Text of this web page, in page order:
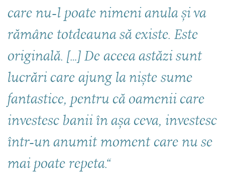
care nu-l poate nimeni anula și va
rămâne totdeauna să existe. Este
originală. […] De aceea astăzi sunt
lucrări care ajung la niște sume
fantastice, pentru că oamenii care
investesc banii în așa ceva, investesc
într-un anumit moment care nu se
mai poate repeta.“